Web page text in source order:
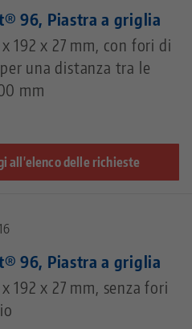
96, Piastra a griglia
192 x 27 mm, con fori di
una distanza tra le
mm
all'elenco delle richieste
96, Piastra a griglia
192 x 27 mm, senza fori